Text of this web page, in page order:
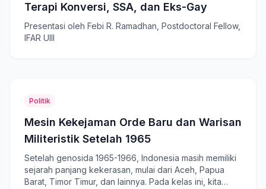
Terapi Konversi, SSA, dan Eks-Gay
Presentasi oleh Febi R. Ramadhan, Postdoctoral Fellow,
IFAR UIII
Politik
Mesin Kekejaman Orde Baru dan Warisan
Militeristik Setelah 1965
Setelah genosida 1965-1966, Indonesia masih memiliki
sejarah panjang kekerasan, mulai dari Aceh, Papua
Barat, Timor Timur, dan lainnya. Pada kelas ini, kita